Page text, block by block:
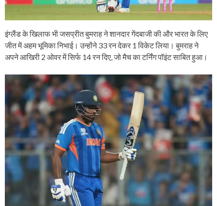
इंग्लैंड के खिलाफ भी जसप्रीत बुमराह ने शानदार गेंदबाजी की और भारत के लिए
जीत में अहम भूमिका निभाई। उन्होंने 33 रन देकर 1 विकेट लिया। बुमराह ने
अपने आखिरी 2 ओवर में सिर्फ 14 रन दिए, जो मैच का टर्निंग पॉइंट साबित हुआ।